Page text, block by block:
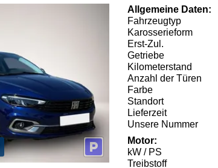
Allgemeine Daten:
Fahrzeugtyp
Karosserieform
Erst-Zul.
Getriebe
Kilometerstand
Anzahl der Türen
Farbe
Standort
Lieferzeit
Unsere Nummer
Motor:
kW / PS
Treibstoff